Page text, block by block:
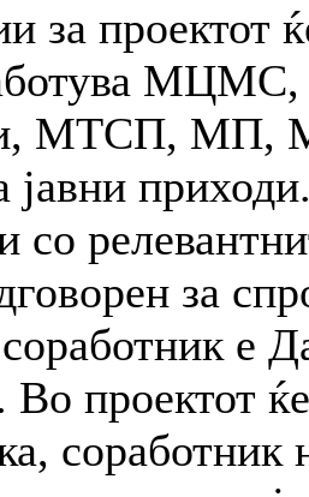
за проектот
МЦМС,
МТСП, МП,
јавни
со
за
е
Во проектот
соработник